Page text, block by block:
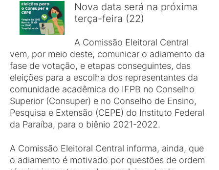
Nova data será na próxima
terça-feira (22)
A Comissão Eleitoral Central
vem, por meio deste, comunicar o adiamento da
fase de votação, e etapas conseguintes, das
eleições para a escolha dos representantes da
comunidade acadêmica do IFPB no Conselho
Superior (Consuper) e no Conselho de Ensino,
Pesquisa e Extensão (CEPE) do Instituto Federal
da Paraíba, para o biênio 2021-2022.
A Comissão Eleitoral Central informa, ainda, que
o adiamento é motivado por questões de ordem